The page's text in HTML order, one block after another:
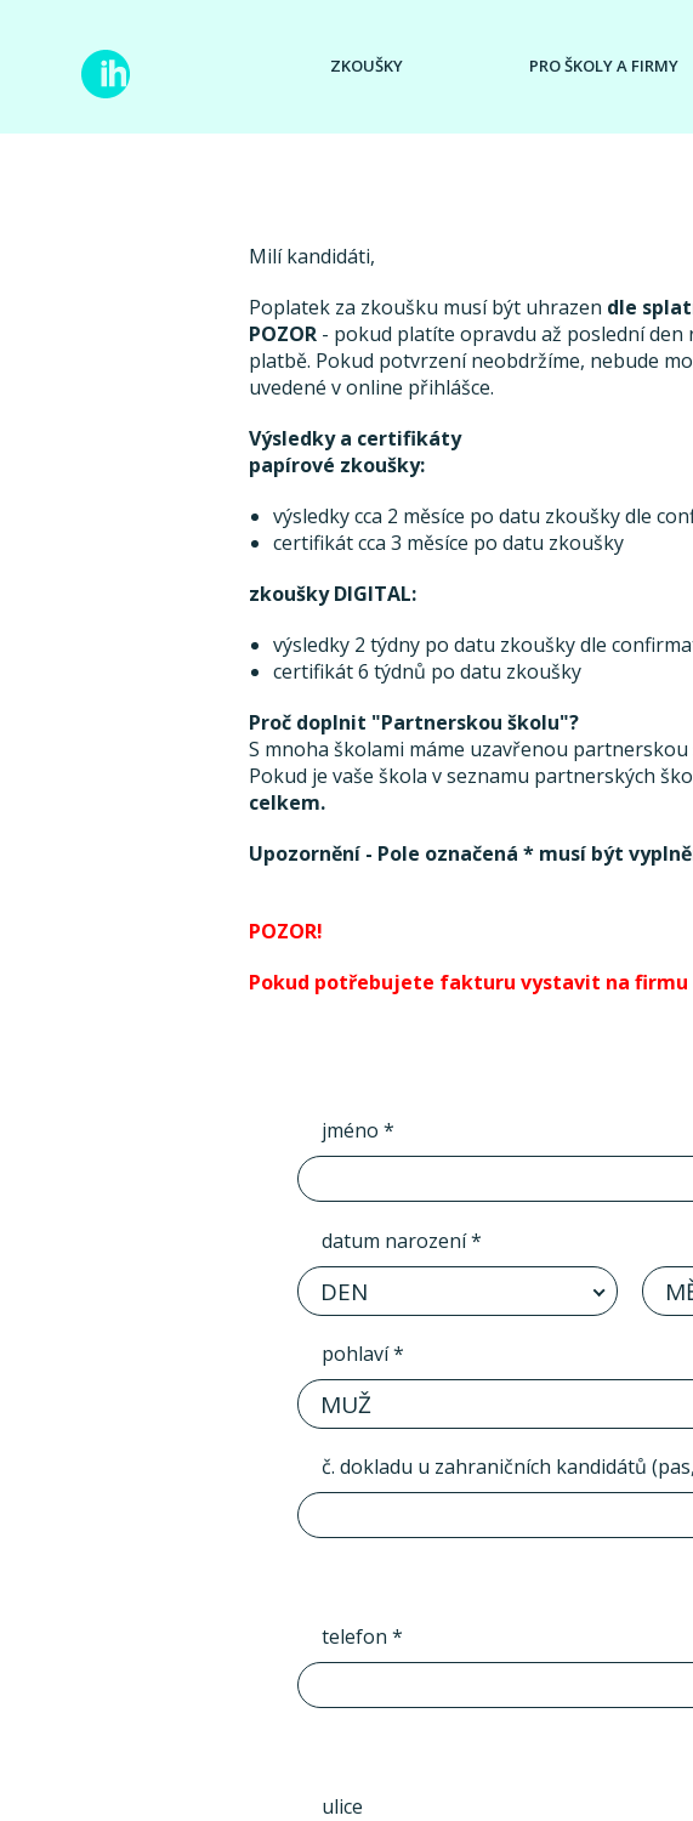
ZKOUŠKY PRO ŠKOLY A FIRMY
Milí kandidáti,
Poplatek za zkoušku musí být uhrazen dle
POZOR- pokud platíte opravdu až poslední den
platbě. Pokud potvrzení neobdržíme, nebude
uvedené v online přihlášce.
Výsledky a certifikáty
papírové zkoušky:
výsledky cca 2 měsíce po datu zkoušky dle
certifikát cca 3 měsíce po datu zkoušky
zkoušky DIGITAL:
výsledky 2 týdny po datu zkoušky dle
certifikát 6 týdnů po datu zkoušky
Proč doplnit "Partnerskou školu"?
S mnoha školami máme uzavřenou
Pokud je vaše škola v seznamu partnerských
celkem.
Upozornění - Pole označená * musí být
POZOR!
Pokud potřebujete fakturu vystavit na firmu
jméno *
datum narození *
DEN
pohlaví *
MUŽ
č. dokladu u zahraničních kandidátů
telefon *
ulice